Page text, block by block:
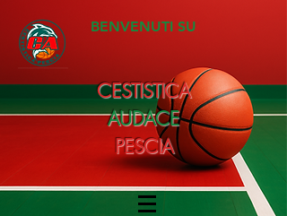
BENVENUTI SU
CESTISTICA
AUDACE
PESCIA